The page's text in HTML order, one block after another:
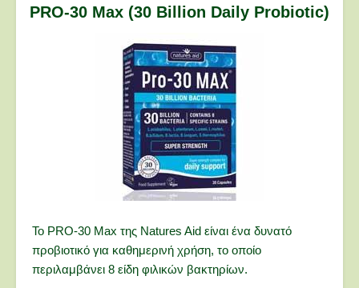
PRO-30 Max (30 Billion Daily Probiotic)
To PRO-30 Max της Natures Aid είναι ένα δυνατό
προβιοτικό για καθημερινή χρήση, το οποίο
περιλαμβάνει 8 είδη φιλικών βακτηρίων.